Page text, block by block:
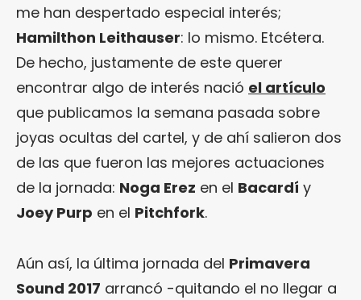
me han despertado especial interés;
Hamilthon Leithauser: lo mismo. Etcétera.
De hecho, justamente de este querer
encontrar algo de interés nació el artículo
que publicamos la semana pasada sobre
joyas ocultas del cartel, y de ahí salieron dos
de las que fueron las mejores actuaciones
de la jornada: Noga Erez en el Bacardí y
Joey Purp en el Pitchfork.
Aún así, la última jornada del Primavera
Sound 2017 arrancó -quitando el no llegar a